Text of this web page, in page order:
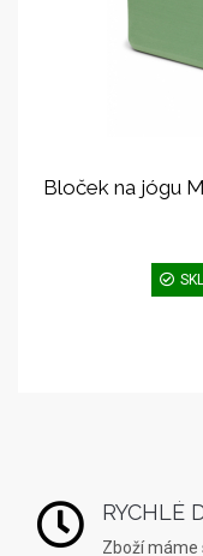
Bloček na jógu
RYCHLÉ
Zboží máme